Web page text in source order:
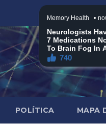
POLÍTICA MAPA